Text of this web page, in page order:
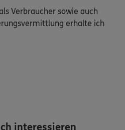
Verbraucher sowie auch
erhalte ich
interessieren